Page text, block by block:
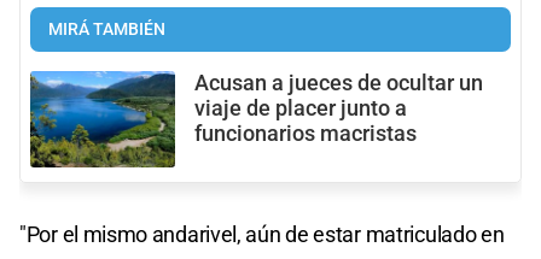
MIRÁ TAMBIÉN
Acusan a jueces de ocultar un
viaje de placer junto a
funcionarios macristas
"Por el mismo andarivel, aún de estar matriculado en